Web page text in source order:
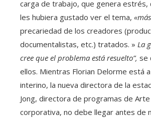
carga de trabajo, que genera estrés,
les hubiera gustado ver el tema,
precariedad de los creadores
documentalistas, etc.) tratados. » La
cree que el problema está resuelto”, se
ellos. Mientras Florian Delorme está
interino, la nueva directora de la
Jong, directora de programas de
corporativa, no debe llegar antes de